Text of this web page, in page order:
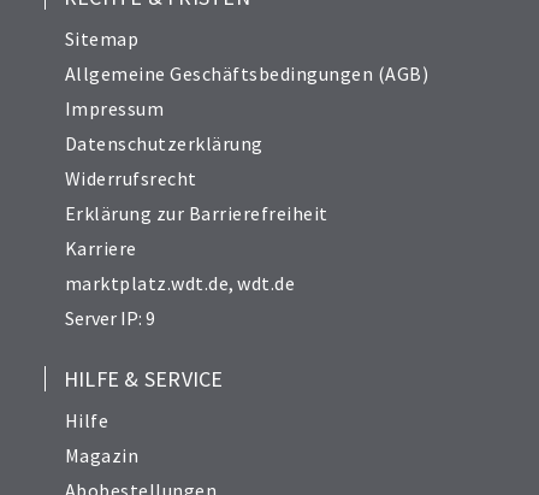
Sitemap
Allgemeine Geschäftsbedingungen (AGB)
Impressum
Datenschutzerklärung
Widerrufsrecht
Erklärung zur Barrierefreiheit
Karriere
marktplatz.wdt.de,wdt.de
Server IP: 9
HILFE & SERVICE
Hilfe
Magazin